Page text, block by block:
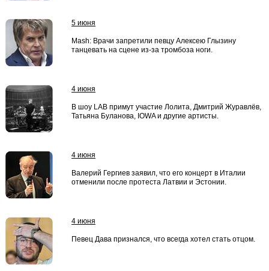
5 июня
Mash: Врачи запретили певцу Алексею Глызину
танцевать на сцене из-за тромбоза ноги.
4 июня
В шоу LAB примут участие Лолита, Дмитрий Журавлёв,
Татьяна Буланова, IOWA и другие артисты.
4 июня
Валерий Гергиев заявил, что его концерт в Италии
отменили после протеста Латвии и Эстонии.
4 июня
Певец Дава признался, что всегда хотел стать отцом.